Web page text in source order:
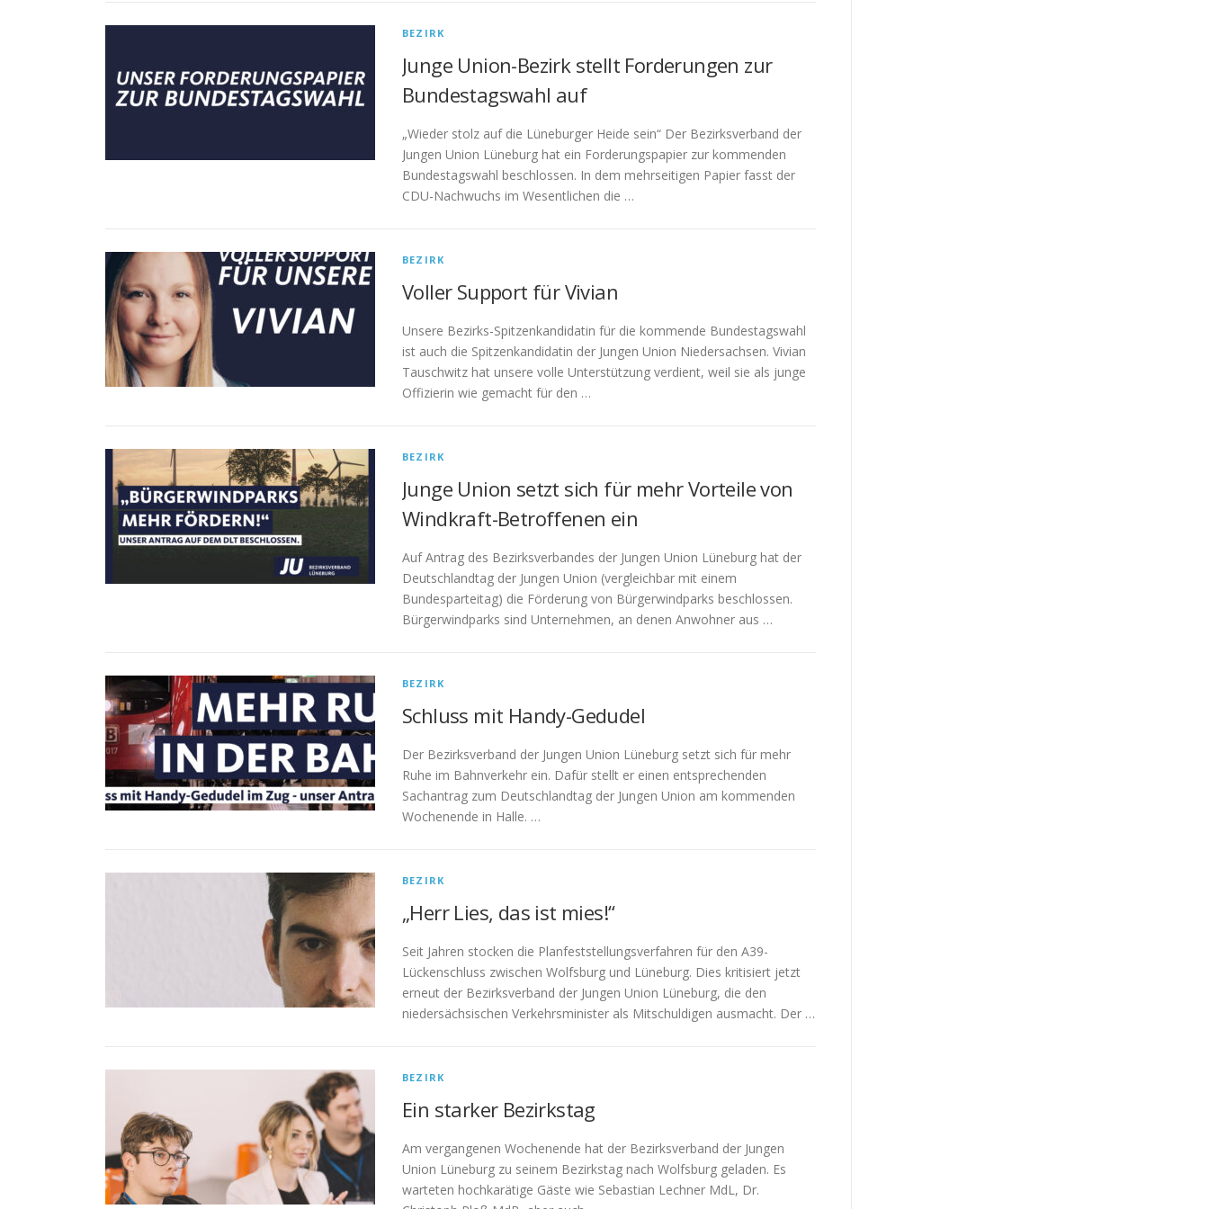
BEZIRK
Junge Union-Bezirk stellt Forderungen zur
Bundestagswahl auf
„Wieder stolz auf die Lüneburger Heide sein“ Der Bezirksverband der
Jungen Union Lüneburg hat ein Forderungspapier zur kommenden
Bundestagswahl beschlossen. In dem mehrseitigen Papier fasst der
CDU-Nachwuchs im Wesentlichen die …
BEZIRK
Voller Support für Vivian
Unsere Bezirks-Spitzenkandidatin für die kommende Bundestagswahl
ist auch die Spitzenkandidatin der Jungen Union Niedersachsen. Vivian
Tauschwitz hat unsere volle Unterstützung verdient, weil sie als junge
Offizierin wie gemacht für den …
BEZIRK
Junge Union setzt sich für mehr Vorteile von
Windkraft-Betroffenen ein
Auf Antrag des Bezirksverbandes der Jungen Union Lüneburg hat der
Deutschlandtag der Jungen Union (vergleichbar mit einem
Bundesparteitag) die Förderung von Bürgerwindparks beschlossen.
Bürgerwindparks sind Unternehmen, an denen Anwohner aus …
BEZIRK
Schluss mit Handy-Gedudel
Der Bezirksverband der Jungen Union Lüneburg setzt sich für mehr
Ruhe im Bahnverkehr ein. Dafür stellt er einen entsprechenden
Sachantrag zum Deutschlandtag der Jungen Union am kommenden
Wochenende in Halle. …
BEZIRK
„Herr Lies, das ist mies!“
Seit Jahren stocken die Planfeststellungsverfahren für den A39-
Lückenschluss zwischen Wolfsburg und Lüneburg. Dies kritisiert jetzt
erneut der Bezirksverband der Jungen Union Lüneburg, die den
niedersächsischen Verkehrsminister als Mitschuldigen ausmacht. Der …
BEZIRK
Ein starker Bezirkstag
Am vergangenen Wochenende hat der Bezirksverband der Jungen
Union Lüneburg zu seinem Bezirkstag nach Wolfsburg geladen. Es
warteten hochkarätige Gäste wie Sebastian Lechner MdL, Dr.